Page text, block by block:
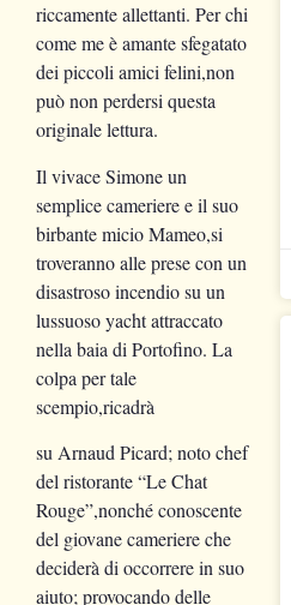
riccamente allettanti. Per chi
come me è amante sfegatato
dei piccoli amici felini,non
può non perdersi questa
originale lettura.
Il vivace Simone un
semplice cameriere e il suo
birbante micio Mameo,si
troveranno alle prese con un
disastroso incendio su un
lussuoso yacht attraccato
nella baia di Portofino. La
colpa per tale
scempio,ricadrà
su Arnaud Picard; noto chef
del ristorante “Le Chat
Rouge”,nonché conoscente
del giovane cameriere che
deciderà di occorrere in suo
aiuto; provocando delle